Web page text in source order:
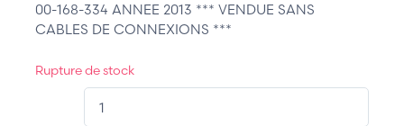
00-168-334 ANNEE 2013 *** VENDUE SANS
CABLES DE CONNEXIONS ***
Rupture de stock